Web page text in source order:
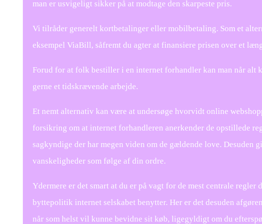
man er usvigeligt sikker på at modtage den skarpeste pris.
Vi tilråder generelt kortbetalinger eller mobilbetaling. Som et
eksempel ViaBill, såfremt du agter at finansiere prisen over et
Forud for at folk bestiller i en internet forhandler kan man når alt
gerne et tidskrævende arbejde.
Et nemt alternativ kan være at undersøge hvorvidt online
forsikring om at internet forhandleren anerkender de opstillede
sagkyndige der har megen viden om de gældende love.
vanskeligheder som følge af din ordre.
Ydermere er det smart at du er på vagt for de mest centrale
byttepolitik internet selskabet benytter. Her er det desuden
når som helst vil kunne bevidne sit køb, ligegyldigt om du